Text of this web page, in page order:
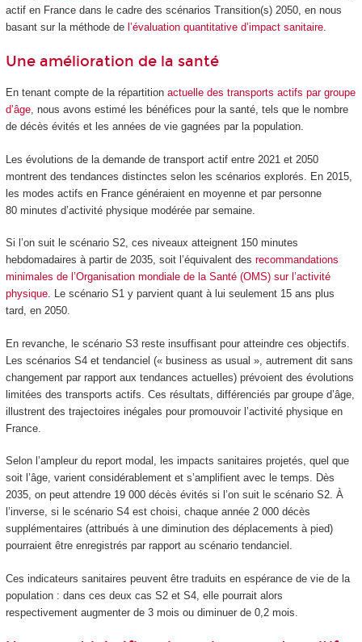
actif en France dans le cadre des scénarios Transition(s) 2050, en nous
basant sur la méthode de l’évaluation quantitative d’impact sanitaire.
Une amélioration de la santé
En tenant compte de la répartition actuelle des transports actifs par groupe
d’âge, nous avons estimé les bénéfices pour la santé, tels que le nombre
de décès évités et les années de vie gagnées par la population.
Les évolutions de la demande de transport actif entre 2021 et 2050
montrent des tendances distinctes selon les scénarios explorés. En 2015,
les modes actifs en France généraient en moyenne et par personne
80 minutes d’activité physique modérée par semaine.
Si l’on suit le scénario S2, ces niveaux atteignent 150 minutes
hebdomadaires à partir de 2035, soit l’équivalent des recommandations
minimales de l’Organisation mondiale de la Santé (OMS) sur l’activité
physique. Le scénario S1 y parvient quant à lui seulement 15 ans plus
tard, en 2050.
En revanche, le scénario S3 reste insuffisant pour atteindre ces objectifs.
Les scénarios S4 et tendanciel (« business as usual », autrement dit sans
changement par rapport aux tendances actuelles) prévoient des évolutions
limitées des transports actifs. Ces résultats, différenciés par groupe d’âge,
illustrent des trajectoires inégales pour promouvoir l’activité physique en
France.
Selon l’ampleur du report modal, les impacts sanitaires projetés, quel que
soit l’âge, varient considérablement et s’amplifient avec le temps. Dès
2035, on peut attendre 19 000 décès évités si l’on suit le scénario S2. À
l’inverse, si le scénario S4 est choisi, chaque année 2 000 décès
supplémentaires (attribués à une diminution des déplacements à pied)
pourraient être enregistrés par rapport au scénario tendanciel.
Ces indicateurs sanitaires peuvent être traduits en espérance de vie de la
population : dans ces deux cas S2 et S4, elle pourrait alors
respectivement augmenter de 3 mois ou diminuer de 0,2 mois.